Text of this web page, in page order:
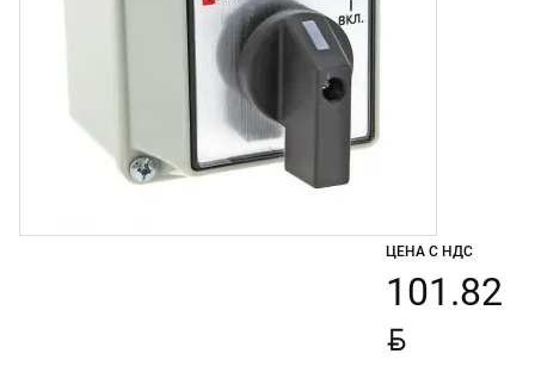
ЦЕНА С НДС
101.82
BYN